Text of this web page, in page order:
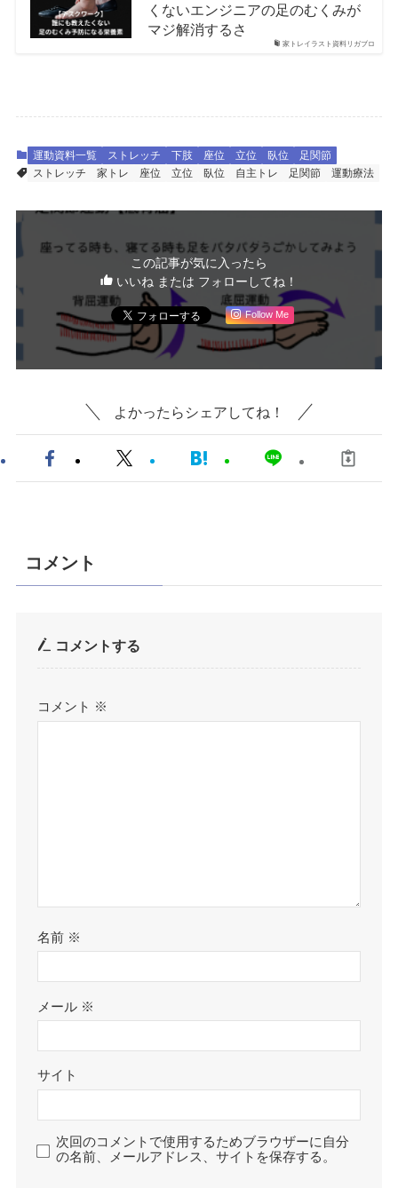
家トレイラスト資料リガブロ
くないエンジニアの足のむくみが
マジ解消するさ
運動資料一覧 ストレッチ 下肢 座位 立位 臥位
足関節
ストレッチ
家トレ 座位 立位 臥位 自主トレ 足関節 運動療法
この記事が気に入ったら
いいね または フォローしてね！
Follow Me
よかったらシェアしてね！
コメント
コメントする
コメント ※
名前 ※
メール ※
サイト
次回のコメントで使用するためブラウザーに自分
の名前、メールアドレス、サイトを保存する。